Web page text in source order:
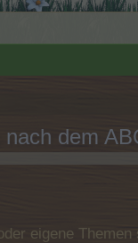
dem
eigene